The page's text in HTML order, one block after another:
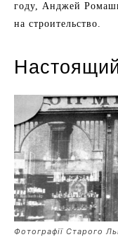
году, Анджей
на строительство.
Фотографії Старого